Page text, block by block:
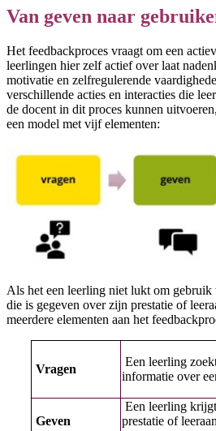
Van geven naar
Het feedbackproces vraagt om een
leerlingen hier zelf actief over laat
motivatie en zelfregulerende
verschillende acties en interacties die
de docent in dit proces kunnen
een model met vijf elementen:
Als het een leerling niet lukt om gebruik
die is gegeven over zijn prestatie of
meerdere elementen aan het
Vragen
Een leerling
informatie over
Geven
Een leerling
prestatie of